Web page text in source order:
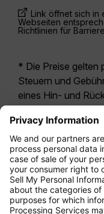
Link öffnet sich in
Webseiten
Richtlinien für
* Die Preise gelten
Steuern und
eines Hin- und
letzten 24 Stunden
möglicherweise
Economy Class
sich i.d.R. um
Tarifoption. Es
für
Leistungen